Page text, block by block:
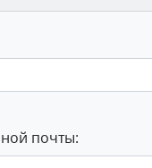
почты: